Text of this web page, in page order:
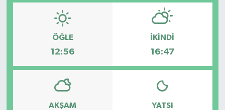
ÖĞLE
12:56
İKINDI
16:47
AKŞAM YATSI
KASTAMONU